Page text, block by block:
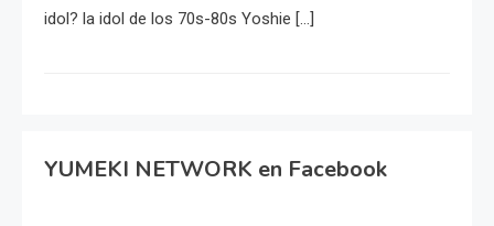
idol? la idol de los 70s-80s Yoshie […]
YUMEKI NETWORK en Facebook